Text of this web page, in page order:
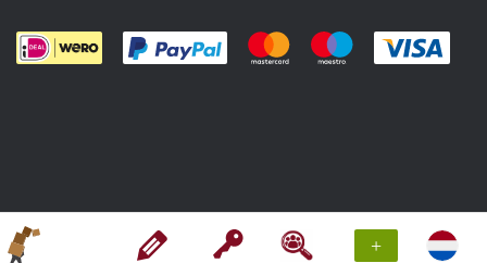
+
Je rekent gemakkelijk af met Paypal
Je rekent gemakkelijk af met
Je rekent